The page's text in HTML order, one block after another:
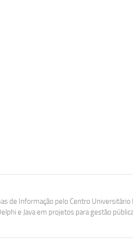
de Informação pelo Centro Universitário
e Java em projetos para gestão